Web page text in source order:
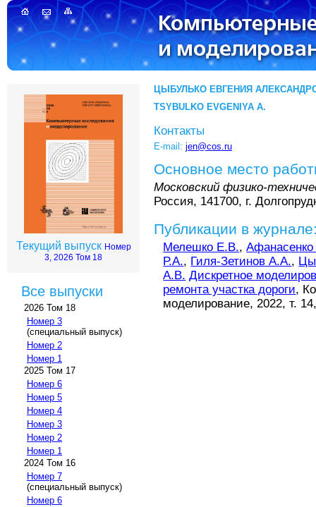
Текущий выпуск Номер
3, 2026 Том 18
Все выпуски
2026 Том 18
Номер 3
(специальный выпуск)
Номер 2
Номер 1
2025 Том 17
Номер 6
Номер 5
Номер 4
Номер 3
Номер 2
Номер 1
2024 Том 16
Номер 7
(специальный выпуск)
Номер 6
ЦЫБУЛЬКО ЕВГЕНИЯ
TSYBULKO EVGENIYA A.
Контакты
E-mail: jen@cos.ru
Основное место
Московский физико-
Россия, 141700, г.
Публикации в
Мелешко Е.В.,
Р.А., Гиля-Зетинов А.А.,
А.В. Дискретное
ремонта участка дороги,
моделирование, 2022, т.